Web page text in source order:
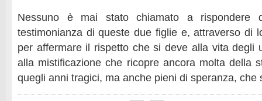
Nessuno è mai stato chiamato a rispondere
testimonianza di queste due figlie e, attraverso di
per affermare il rispetto che si deve alla vita degli
alla mistificazione che ricopre ancora molta della
quegli anni tragici, ma anche pieni di speranza, che